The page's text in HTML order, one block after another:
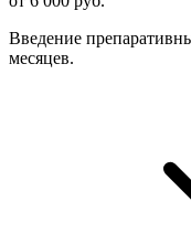
Введение
месяцев.